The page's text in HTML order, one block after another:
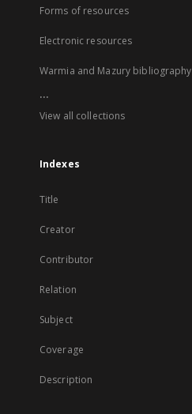
Forms of resources
Electronic resources
Warmia and Mazury bibliography
...
View all collections
Indexes
Title
Creator
Contributor
Relation
Subject
Coverage
Description